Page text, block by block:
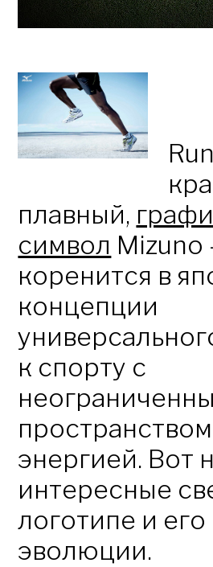
плавный,
символ
коренится в
концепции
к спорту с
энергией. Вот
интересные
логотипе и его
эволюции.